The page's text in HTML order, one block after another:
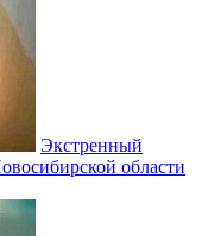
Экстренный
области